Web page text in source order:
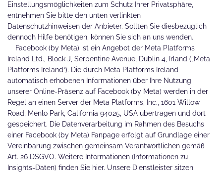
Einstellungsmöglichkeiten zum Schutz Ihrer Privatsphäre,
entnehmen Sie bitte den unten verlinkten
Datenschutzhinweisen der Anbieter. Sollten Sie diesbezüglich
dennoch Hilfe benötigen, können Sie sich an uns wenden.
Facebook (by Meta) ist ein Angebot der Meta Platforms
Ireland Ltd., Block J, Serpentine Avenue, Dublin 4, Irland („Meta
Platforms Ireland“). Die durch Meta Platforms Ireland
automatisch erhobenen Informationen über Ihre Nutzung
unserer Online-Präsenz auf Facebook (by Meta) werden in der
Regel an einen Server der Meta Platforms, Inc., 1601 Willow
Road, Menlo Park, California 94025, USA übertragen und dort
gespeichert. Die Datenverarbeitung im Rahmen des Besuchs
einer Facebook (by Meta) Fanpage erfolgt auf Grundlage einer
Vereinbarung zwischen gemeinsam Verantwortlichen gemäß
Art. 26 DSGVO. Weitere Informationen (Informationen zu
Insights-Daten) finden Sie hier. Unsere Dienstleister sitzen